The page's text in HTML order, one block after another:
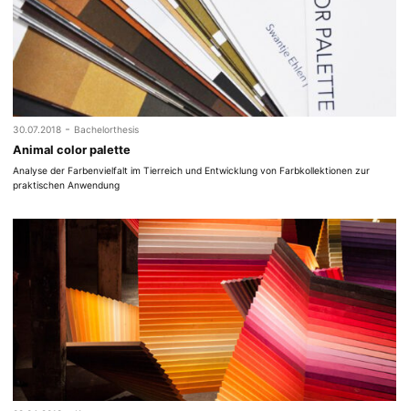
30.07.2018 - Bachelorthesis
Animal color palette
Analyse der Farbenvielfalt im Tierreich und Entwicklung von Farbkollektionen zur
praktischen Anwendung